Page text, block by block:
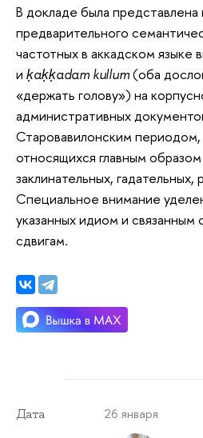
В докладе была представлена
предварительного
частотных в аккадском языке
и ḳaḳḳadam kullum(оба
«держать голову») на
административных
Старовавилонским
относящихся главным образом
заклинательных, гадательных,
Специальное внимание
указанных идиом и
сдвигам.
Дата 26 января